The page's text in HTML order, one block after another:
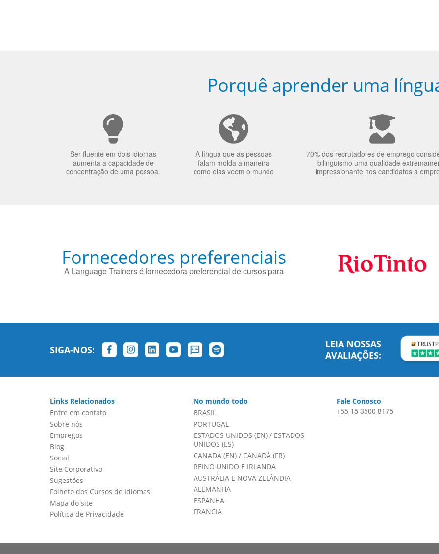
Porquê aprender uma
Ser fluente em dois idiomas
aumenta a capacidade de
concentração de uma pessoa.
A língua que as pessoas
falam molda a maneira
como elas veem o mundo
70% dos recrutadores de emprego
bilinguismo uma qualidade
impressionante nos candidatos a
Fornecedores preferenciais
A Language Trainers é fornecedora preferencial de cursos para
SIGA-NOS:
LEIA NOSSAS
AVALIAÇÕES:
Links Relacionados
Entre em contato
Sobre nós
Empregos
Blog
Social
Site Corporativo
Sugestões
Folheto dos Cursos de Idiomas
Mapa do site
Política de Privacidade
No mundo todo
BRASIL
PORTUGAL
ESTADOS UNIDOS (EN)/ ESTADOS
UNIDOS (ES)
CANADÁ (EN)/ CANADÁ (FR)
REINO UNIDO E IRLANDA
AUSTRÁLIA E NOVA ZELÂNDIA
ALEMANHA
ESPANHA
FRANCIA
Fale Conosco
+55 15 3500 8175